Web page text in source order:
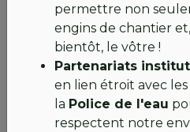
permettre non
engins de chantier
bientôt, le vôtre !
Partenariats
en lien étroit avec les
la Police de l'eau
respectent notre
Voir nos efforts hivernaux
où le printemps s'installe
toute l'équipe. En
vous invitons à profiter des
nos golfs partenaires pour
pratique.